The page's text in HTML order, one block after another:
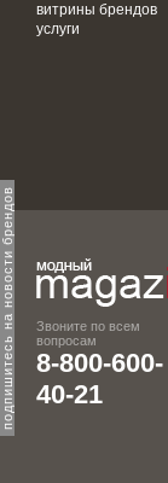
подпишитесь на новости брендов
витрины брендов
услуги
Звоните по всем
вопросам
8-800-600-
40-21